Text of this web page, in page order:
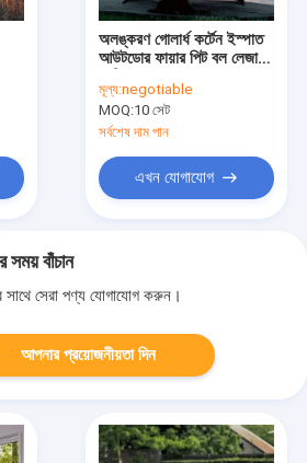
অলঙ্করণ গোলার্ধ কর্টেন ইস্পাত
আউটডোর ফায়ার পিট বল লেজার
মূল্য:negotiable
MOQ:10 সেট
সর্বশেষ দাম পান
এখন যোগাযোগ
সময় বাঁচান
সাথে সেরা পণ্য যোগাযোগ করুন।
আপনার প্রয়োজনীয়তা দিন